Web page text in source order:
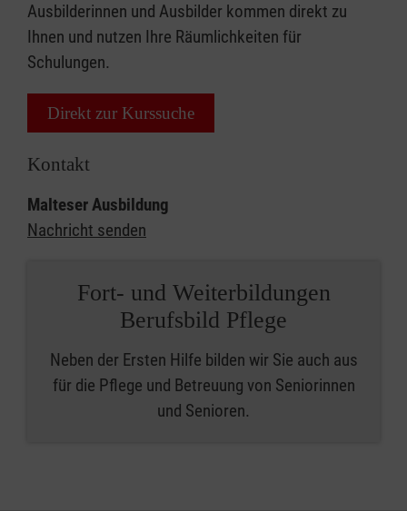
Ausbilderinnen und Ausbilder kommen direkt zu
Ihnen und nutzen Ihre Räumlichkeiten für
Schulungen.
Direkt zur Kurssuche
Kontakt
Malteser Ausbildung
Nachricht senden
Fort- und Weiterbildungen
Berufsbild Pflege
Neben der Ersten Hilfe bilden wir Sie auch aus
für die Pflege und Betreuung von Seniorinnen
und Senioren.